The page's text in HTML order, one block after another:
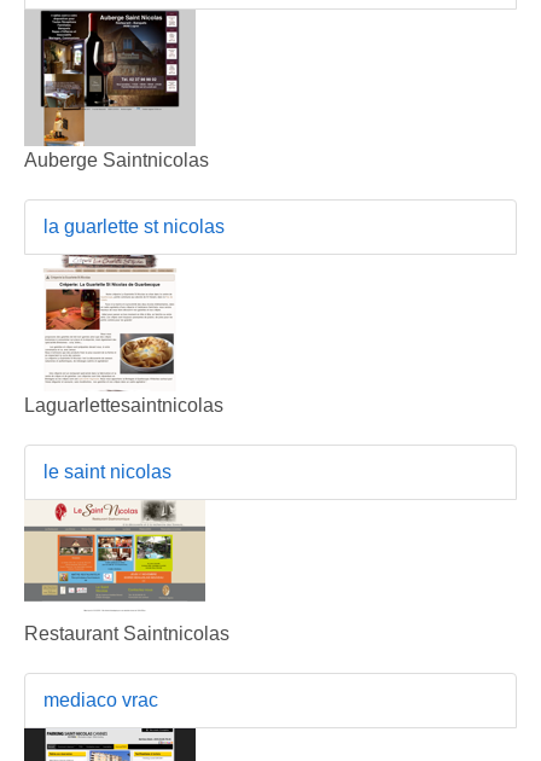
Auberge Saintnicolas
la guarlette st nicolas
Laguarlettesaintnicolas
le saint nicolas
Restaurant Saintnicolas
mediaco vrac